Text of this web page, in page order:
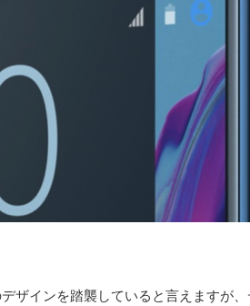
ザインを踏襲していると言えますが